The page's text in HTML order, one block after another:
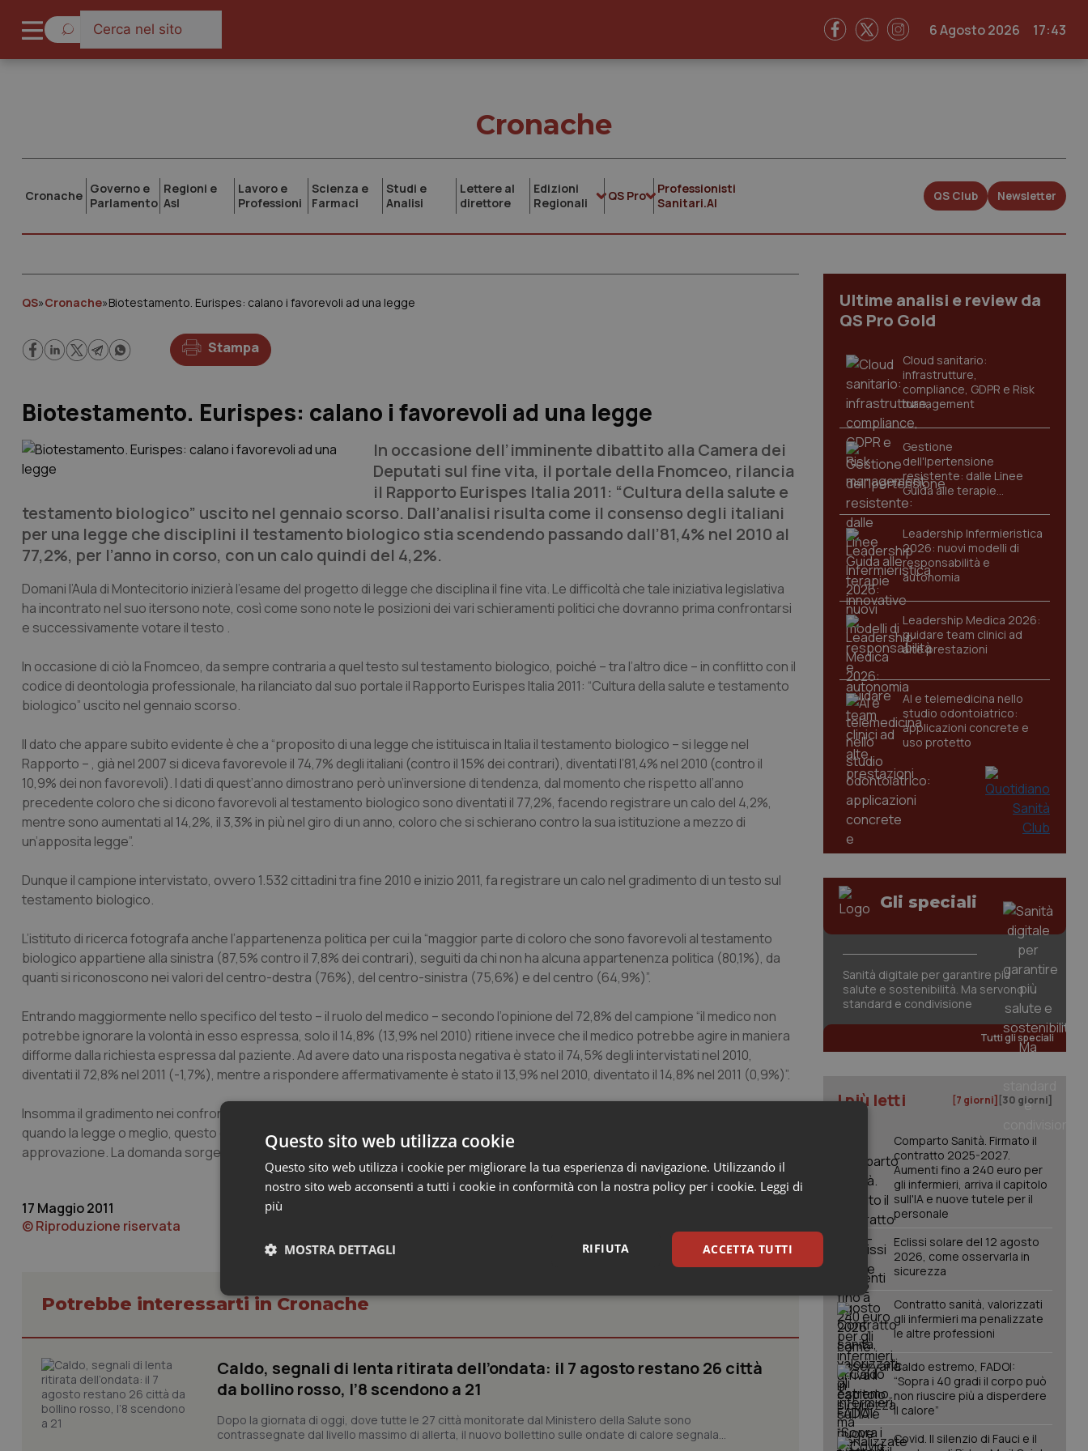
6 Agosto 2026 17:43
Cronache
Cronache Governo e
Parlamento
Regioni e
Asl
Lavoro e
Professioni
Scienza e
Farmaci
Studi e
Analisi
Lettere al
direttore
Edizioni
Regionali
QS Pro
Professionisti
Sanitari.AI
QS Club Newsletter
QS»Cronache»Biotestamento. Eurispes: calano i favorevoli ad una legge
Stampa
Biotestamento. Eurispes: calano i favorevoli ad una legge
In occasione dell’imminente dibattito alla Camera dei
Deputati sul fine vita, il portale della Fnomceo, rilancia
il Rapporto Eurispes Italia 2011: “Cultura della salute e
testamento biologico” uscito nel gennaio scorso. Dall’analisi risulta come il consenso degli italiani
per una legge che disciplini il testamento biologico stia scendendo passando dall’81,4% nel 2010 al
77,2%, per l’anno in corso, con un calo quindi del 4,2%.
Domani l’Aula di Montecitorio inizierà l’esame del progetto di legge che disciplina il fine vita. Le difficoltà che tale iniziativa legislativa
ha incontrato nel suo itersono note, così come sono note le posizioni dei vari schieramenti politici che dovranno prima confrontarsi
e successivamente votare il testo .
In occasione di ciò la Fnomceo, da sempre contraria a quel testo sul testamento biologico, poiché – tra l’altro dice – in conflitto con il
codice di deontologia professionale, ha rilanciato dal suo portale il Rapporto Eurispes Italia 2011: “Cultura della salute e testamento
biologico” uscito nel gennaio scorso.
Il dato che appare subito evidente è che a “proposito di una legge che istituisca in Italia il testamento biologico – si legge nel
Rapporto – , già nel 2007 si diceva favorevole il 74,7% degli italiani (contro il 15% dei contrari), diventati l’81,4% nel 2010 (contro il
10,9% dei non favorevoli). I dati di quest’anno dimostrano però un’inversione di tendenza, dal momento che rispetto all’anno
precedente coloro che si dicono favorevoli al testamento biologico sono diventati il 77,2%, facendo registrare un calo del 4,2%,
mentre sono aumentati al 14,2%, il 3,3% in più nel giro di un anno, coloro che si schierano contro la sua istituzione a mezzo di
un’apposita legge”.
Dunque il campione intervistato, ovvero 1.532 cittadini tra fine 2010 e inizio 2011, fa registrare un calo nel gradimento di un testo sul
testamento biologico.
L’istituto di ricerca fotografa anche l’appartenenza politica per cui la “maggior parte di coloro che sono favorevoli al testamento
biologico appartiene alla sinistra (87,5% contro il 7,8% dei contrari), seguiti da chi non ha alcuna appartenenza politica (80,1%), da
quanti si riconoscono nei valori del centro-destra (76%), del centro-sinistra (75,6%) e del centro (64,9%)”.
Entrando maggiormente nello specifico del testo – il ruolo del medico – secondo l’opinione del 72,8% del campione “il medico non
potrebbe ignorare la volontà in esso espressa, solo il 14,8% (13,9% nel 2010) ritiene invece che il medico potrebbe agire in maniera
difforme dalla richiesta espressa dal paziente. Ad avere dato una risposta negativa è stato il 74,5% degli intervistati nel 2010,
diventati il 72,8% nel 2011 (-1,7%), mentre a rispondere affermativamente è stato il 13,9% nel 2010, diventato il 14,8% nel 2011 (0,9%)”.
Insomma il gradimento nei confronti di una legge che disciplini il testamento biologico è in calo. Ma è da sottolineare che è in calo da
quando la legge o meglio, questo ddl, è entrato nel vivo del suo percorso parlamentare quindi presumibilmente prossimo alla sua
approvazione. La domanda sorge dunque spontanea: non è che gli italiani dicono di no a “questa” proposta di legge?
17 Maggio 2011
© Riproduzione riservata
Potrebbe interessarti in Cronache
Caldo, segnali di lenta ritirata dell’ondata: il 7 agosto restano 26 città
da bollino rosso, l’8 scendono a 21
Dopo la giornata di oggi, dove tutte le 27 città monitorate dal Ministero della Salute sono
contrassegnate dal livello massimo di allerta, il nuovo bollettino sulle ondate di calore segnala...
Ultime analisi e review da
QS Pro Gold
Cloud sanitario:
infrastrutture,
compliance, GDPR e Risk
management
Gestione
dell'Ipertensione
resistente: dalle Linee
Guida alle terapie
innovative
Leadership Infermieristica
2026: nuovi modelli di
responsabilità e
autonomia
Leadership Medica 2026:
guidare team clinici ad
alte prestazioni
AI e telemedicina nello
studio odontoiatrico:
applicazioni concrete e
uso protetto
Gli speciali
Sanità digitale per garantire più
salute e sostenibilità. Ma servono
standard e condivisione
Tutti gli speciali
I più letti [7 giorni] [30 giorni]
Comparto Sanità. Firmato il
contratto 2025-2027.
Aumenti fino a 240 euro per
gli infermieri, arriva il capitolo
sull'IA e nuove tutele per il
personale
Eclissi solare del 12 agosto
2026, come osservarla in
sicurezza
Contratto sanità, valorizzati
gli infermieri ma penalizzate
le altre professioni
Caldo estremo, FADOI:
“Sopra i 40 gradi il corpo può
non riuscire più a disperdere
il calore”
Covid. Il silenzio di Fauci e il
Questo sito web utilizza cookie
Questo sito web utilizza i cookie per migliorare la tua esperienza di navigazione. Utilizzando il
nostro sito web acconsenti a tutti i cookie in conformità con la nostra policy per i cookie. Leggi di
più
ACCETTA TUTTI
RIFIUTA
MOSTRA DETTAGLI
Necessari Statistici Marketing
I cookie necessari contribuiscono a rendere fruibile il sito web abilitandone funzionalità di base quali la navigazione sulle pagine